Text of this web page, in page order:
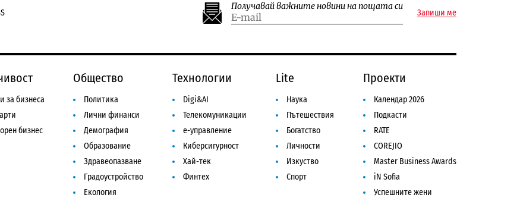
Получавай важните новини на пощата си
Запиши ме
за бизнеса
бизнес
Общество
Политика
Лични финанси
Демография
Образование
Здравеопазване
Градоустройство
Екология
Технологии
Digi&AI
Телекомуникации
е-управление
Киберсигурност
Хай-тек
Финтех
Lite
Наука
Пътешествия
Богатство
Личности
Изкуство
Спорт
Проекти
Календар 2026
Подкасти
RATE
COREJIO
Master Business Awards
iN Sofia
Успешните жени